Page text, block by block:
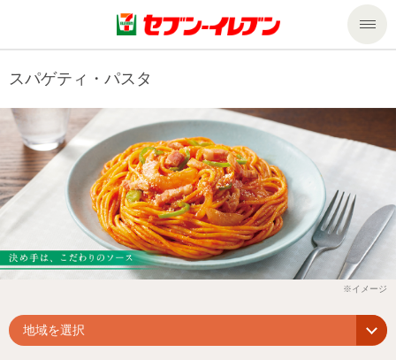
商品のご案内
商品のご案内トップ
今週の新商品
来週の新商品
商品カテゴリ一覧
セブンプレミアム
セール・キャンペーン
サービス
サービストップ
nanacoトップ
マルチコピー機でできること
企業情報
ニュースリリース
サステナビリティ
スパゲティ・パスタ
地域を選択